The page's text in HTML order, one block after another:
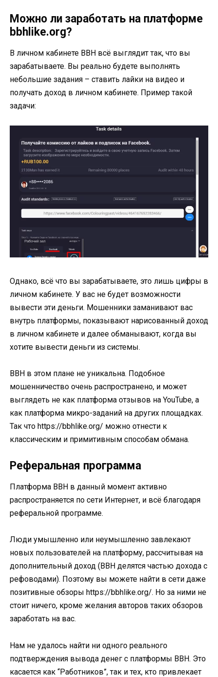
Можно ли заработать на платформе
bbhlike.org?
В личном кабинете BBH всё выглядит так, что вы
зарабатываете. Вы реально будете выполнять
небольшие задания – ставить лайки на видео и
получать доход в личном кабинете. Пример такой
задачи:
Однако, всё что вы зарабатываете, это лишь цифры в
личном кабинете. У вас не будет возможности
вывести эти деньги. Мошенники заманивают вас
внутрь платформы, показывают нарисованный доход
в личном кабинете и далее обманывают, когда вы
хотите вывести деньги из системы.
BBH в этом плане не уникальна. Подобное
мошенничество очень распространено, и может
выглядеть не как платформа отзывов на YouTube, а
как платформа микро-заданий на других площадках.
Так что https://bbhlike.org/ можно отнести к
классическим и примитивным способам обмана.
Реферальная программа
Платформа BBH в данный момент активно
распространяется по сети Интернет, и всё благодаря
реферальной программе.
Люди умышленно или неумышленно завлекают
новых пользователей на платформу, рассчитывая на
дополнительный доход (BBH делятся частью дохода с
рефоводами). Поэтому вы можете найти в сети даже
позитивные обзоры https://bbhlike.org/. Но за ними не
стоит ничего, кроме желания авторов таких обзоров
заработать на вас.
Нам не удалось найти ни одного реального
подтверждения вывода денег с платформы BBH. Это
касается как “Работников”, так и тех, кто привлекает